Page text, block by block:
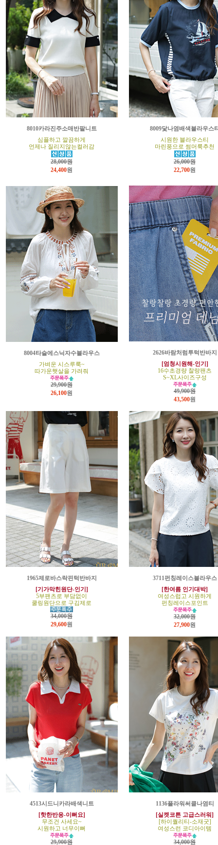
8010카라진주소매반팔니트
심플하고 깔끔하게
언제나 질리지않는컬러감
28,000원
24,400원
8009닻나염배색블라우스
시원한 블라우스티
마린풍으로 썸머룩추천
26,000원
22,700원
8004타슬에스닉자수블라우스
가벼운 시스루룩~
따가운햇살을 가려줘
29,900원
26,100원
2626바람처럼투턱반바지
[엄청시원해-인기]
16수초경량 찰랑팬츠
S~XL사이즈구성
49,900원
43,500원
1965제로바스락핀턱반바지
[기가막힌원단-인기]
5부팬츠로 부담없이
쿨링원단으로 구김제로
34,000원
29,600원
3711펀칭레이스블라우스
[한여름 인기대박]
여성스럽고 시원하게
펀칭레이스포인트
32,000원
27,900원
4513시드니카라배색니트
[핫한반응-이뻐요]
무조건 사세요~
시원하고 너무이뻐
29,900원
1136플라워써클나염티
[실켓코튼 고급스러워]
[하이퀄리티-소재굿]
여성스런 코디아이템
34,000원